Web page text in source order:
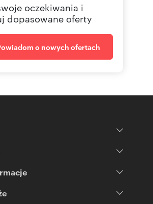
oczekiwania i
dopasowane oferty
o nowych ofertach